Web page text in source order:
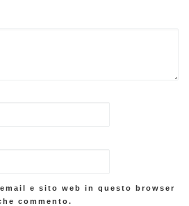
e sito web in questo browser
commento.